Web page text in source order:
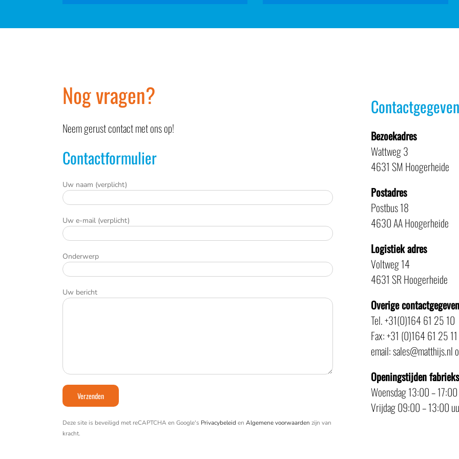
Nog vragen?
Neem gerust contact met ons op!
Contactformulier
Uw naam (verplicht)
Uw e-mail (verplicht)
Onderwerp
Uw bericht
Deze site is beveiligd met reCAPTCHA en Google's Privacybeleid en Algemene voorwaarden zijn van
kracht.
Bezoekadres
Wattweg 3
4631 SM Hoogerheide
Postadres
Postbus 18
4630 AA Hoogerheide
Logistiek adres
Voltweg 14
4631 SR Hoogerheide
Overige
Tel. +31(0)164 61 25 10
Fax: +31 (0)164 61 25 11
email: sales@matthijs.nl
Openingstijden
Woensdag 13:00 –
Vrijdag 09:00 – 13:00